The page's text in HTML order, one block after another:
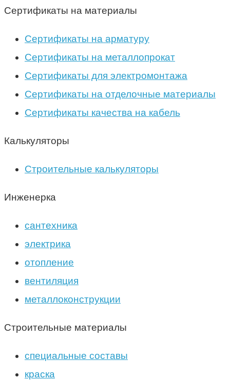
Сертификаты на материалы
Сертификаты на арматуру
Сертификаты на металлопрокат
Сертификаты для электромонтажа
Сертификаты на отделочные материалы
Сертификаты качества на кабель
Калькуляторы
Строительные калькуляторы
Инженерка
сантехника
электрика
отопление
вентиляция
металлоконструкции
Строительные материалы
специальные составы
краска